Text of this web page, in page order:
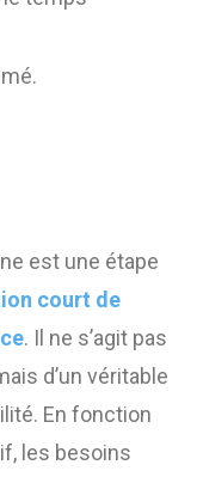
est une étape
court de
. Il ne s’agit pas
d’un véritable
En fonction
les besoins